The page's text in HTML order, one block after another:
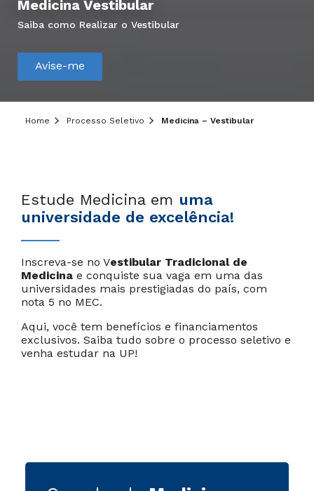
Medicina Vestibular
Saiba como Realizar o Vestibular
Avise-me
Home Processo Seletivo Medicina – Vestibular
Estude Medicina em uma
universidade de excelência!
Inscreva-se no Vestibular Tradicional de
Medicina e conquiste sua vaga em uma das
universidades mais prestigiadas do país, com
nota 5 no MEC.
Aqui, você tem benefícios e financiamentos
exclusivos. Saiba tudo sobre o processo seletivo e
venha estudar na UP!